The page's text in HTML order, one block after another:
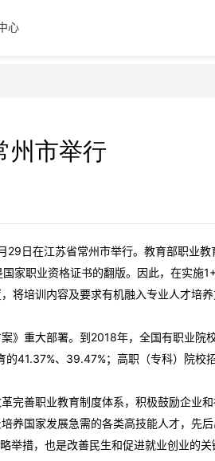
心
州市举行
日在江苏省常州市举行。教育部职业教
家职业资格证书的翻版。因此，在实施
将培训内容及要求有机融入专业人才培
》重大部署。到2018年，全国有职业院
41.37%、39.47%；高职（专科）院校
完善职业教育制度体系，积极鼓励企业
养国家发展急需的各类高技能人才，先
举措，也是改善民生和促进就业创业的